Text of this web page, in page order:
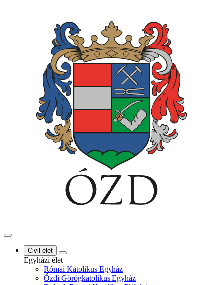
Civil élet
Egyházi élet
Római Katolikus Egyház
Ózdi Görögkatolikus Egyház